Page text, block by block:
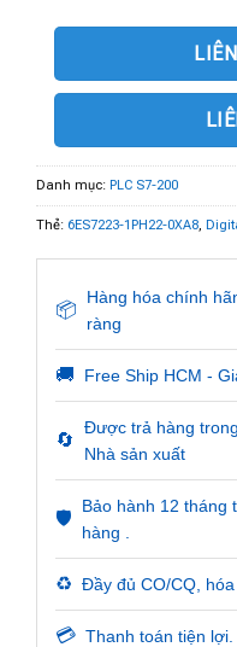
Danh mục: PLC S7-200
Thẻ: 6ES7223-1PH22-0XA8,
📦
Hàng hóa chính
ràng
🚚 Free Ship HCM -
🔄
Được trả hàng
Nhà sản xuất
🛡️
Bảo hành 12 tháng
hàng .
♻️ Đầy đủ CO/CQ,
💳 Thanh toán tiện